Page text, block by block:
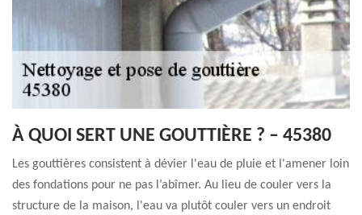
À QUOI SERT UNE GOUTTIÈRE ? – 45380
Les gouttières consistent à dévier l'eau de pluie et l'amener loin
des fondations pour ne pas l’abîmer. Au lieu de couler vers la
structure de la maison, l'eau va plutôt couler vers un endroit